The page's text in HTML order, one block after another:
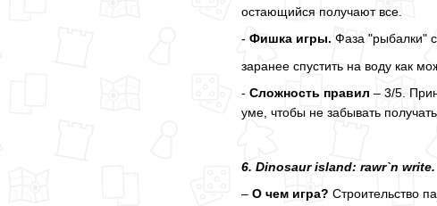
остающийся получают все.
- Фишка игры. Фаза "рыбалки"
заранее спустить на воду как
- Сложность правил – 3/5.
уме, чтобы не забывать
6. Dinosaur island: rawr`n write.
– О чем игра? Строительство